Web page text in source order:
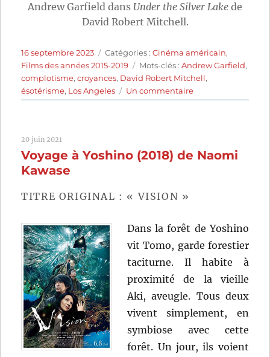
Andrew Garfield dans Under the Silver Lake de
David Robert Mitchell.
Publié
le
16 septembre 2023 Catégories
Catégories :Cinéma américain,
Films des années 2015-2019
Étiquettes
Mots-clés :Andrew Garfield,
complotisme,croyances, David Robert Mitchell,
ésotérisme, Los Angeles Un commentairesur
Under
(2018)
20 juin 2021
Voyage à Yoshino (2018) de Naomi
Kawase
TITRE ORIGINAL : « VISION »
Dans la forêt de Yoshino
vit Tomo, garde forestier
taciturne. Il habite à
proximité de la vieille
Aki, aveugle. Tous deux
vivent simplement, en
symbiose avec cette
forêt. Un jour, ils voient